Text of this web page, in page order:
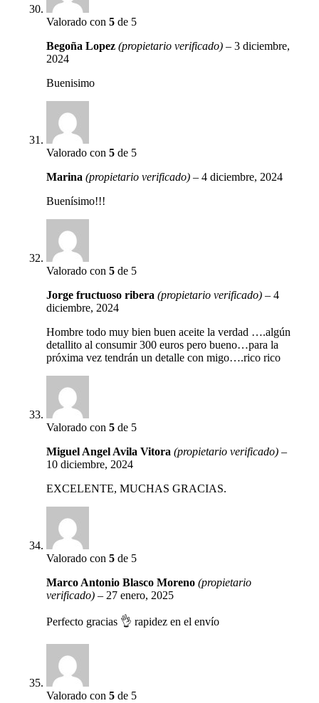
Valorado con5 de 5
Begoña Lopez(propietario verificado) – 3 diciembre,
2024
Buenisimo
Valorado con5 de 5
Marina(propietario verificado) – 4 diciembre, 2024
Buenísimo!!!
Valorado con5 de 5
Jorge fructuoso ribera(propietario verificado) – 4
diciembre, 2024
Hombre todo muy bien buen aceite la verdad ….algún
detallito al consumir 300 euros pero bueno…para la
próxima vez tendrán un detalle con migo….rico rico
Valorado con5 de 5
Miguel Angel Avila Vitora(propietario verificado) –
10 diciembre, 2024
EXCELENTE, MUCHAS GRACIAS.
Valorado con5 de 5
Marco Antonio Blasco Moreno(propietario
verificado) – 27 enero, 2025
Perfecto gracias 👌 rapidez en el envío
Valorado con5 de 5